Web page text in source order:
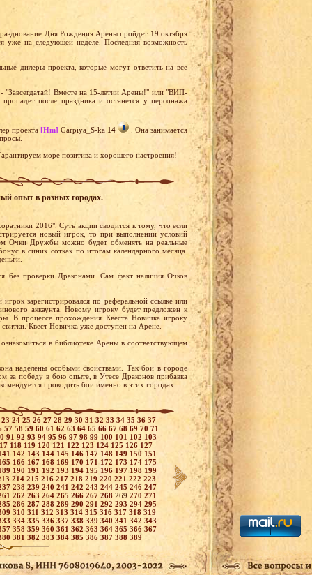
Дня Рождения Арены пройдет 19 октября
уже на следующей неделе. Последняя возможность
дилеры проекта, которые могут ответить на все
"Завсегдатай! Вместе на 15-летии Арены!" или "ВИП-
после праздника и останется у персонажа
проекта [Hm] Garpiya_S-ka 14
. Она занимается
море позитива и хорошего настроения!
опыт в разных городах.
2016". Суть акции сводится к тому, что если
новый игрок, то при выполнении условий
Очки Дружбы можно будет обменять на реальные
в синих сотках по итогам календарного месяца.
без проверки Драконами. Сам факт наличия Очков
зарегистрировался по реферальной ссылке или
аккаунта. Новому игроку будет предложен к
В процессе прохождения Квеста Новичка игроку
Квест Новичка уже доступен на Арене.
в библиотеке Арены в соответствующем
наделены особыми свойствами. Так бои в городе
за победу в бою опыте, в Утесе Драконов прибавка
проводить бои именно в этих городах.
23 24 25 26 27 28 29 30 31 32 33 34 35 36 37
57 58 59 60 61 62 63 64 65 66 67 68 69 70 71
91 92 93 94 95 96 97 98 99 100 101 102 103
118 119 120 121 122 123 124 125 126 127
142 143 144 145 146 147 148 149 150 151
166 167 168 169 170 171 172 173 174 175
190 191 192 193 194 195 196 197 198 199
214 215 216 217 218 219 220 221 222 223
238 239 240 241 242 243 244 245 246 247
262 263 264 265 266 267 268 269 270 271
286 287 288 289 290 291 292 293 294 295
310 311 312 313 314 315 316 317 318 319
334 335 336 337 338 339 340 341 342 343
358 359 360 361 362363 364 365 366 367
381 382 383 384 385 386 387 388 389